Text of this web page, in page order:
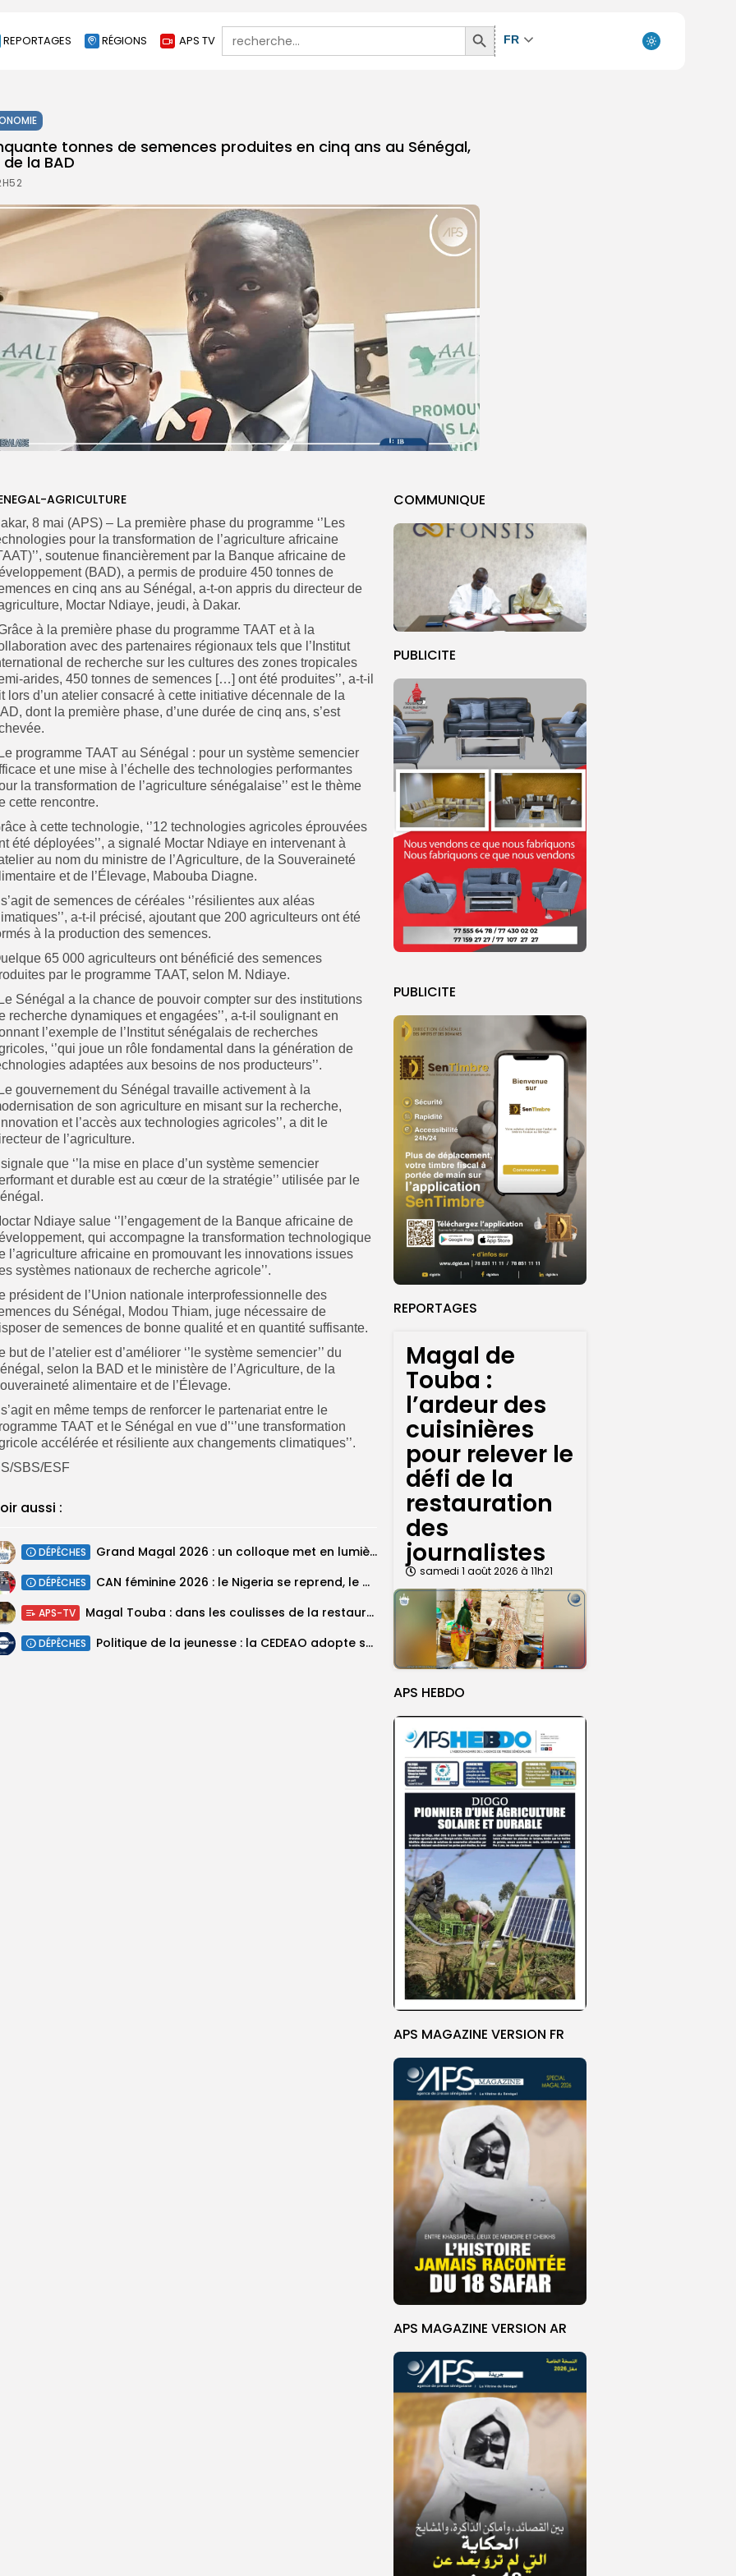
REPORTAGES RÉGIONS APS TV
Search
for:
Search
Button
FR
tonnes de semences produites en cinq ans au Sénégal,
la BAD
COMMUNIQUE
PUBLICITE
PUBLICITE
REPORTAGES
Magal de
Touba :
l’ardeur des
cuisinières
pour relever le
défi de la
restauration
des
journalistes
samedi 1 août 2026 à 11h21
APS HEBDO
APS MAGAZINE VERSION FR
APS MAGAZINE VERSION AR
AGRICULTURE
8 mai (APS) – La première phase du programme ‘’Les
pour la transformation de l’agriculture africaine
soutenue financièrement par la Banque africaine de
(BAD), a permis de produire 450 tonnes de
en cinq ans au Sénégal, a-t-on appris du directeur de
Moctar Ndiaye, jeudi, à Dakar.
à la première phase du programme TAAT et à la
avec des partenaires régionaux tels que l’Institut
de recherche sur les cultures des zones tropicales
arides, 450 tonnes de semences […] ont été produites’’, a-t-il
lors d’un atelier consacré à cette initiative décennale de la
dont la première phase, d’une durée de cinq ans, s’est
programme TAAT au Sénégal : pour un système semencier
et une mise à l’échelle des technologies performantes
la transformation de l’agriculture sénégalaise’’ est le thème
cette rencontre.
à cette technologie, ‘’12 technologies agricoles éprouvées
été déployées’’, a signalé Moctar Ndiaye en intervenant à
au nom du ministre de l’Agriculture, de la Souveraineté
et de l’Élevage, Mabouba Diagne.
de semences de céréales ‘’résilientes aux aléas
a-t-il précisé, ajoutant que 200 agriculteurs ont été
à la production des semences.
65 000 agriculteurs ont bénéficié des semences
par le programme TAAT, selon M. Ndiaye.
Sénégal a la chance de pouvoir compter sur des institutions
recherche dynamiques et engagées’’, a-t-il soulignant en
l’exemple de l’Institut sénégalais de recherches
‘’qui joue un rôle fondamental dans la génération de
adaptées aux besoins de nos producteurs’’.
gouvernement du Sénégal travaille activement à la
de son agriculture en misant sur la recherche,
et l’accès aux technologies agricoles’’, a dit le
de l’agriculture.
que ‘’la mise en place d’un système semencier
et durable est au cœur de la stratégie’’ utilisée par le
Ndiaye salue ‘’l’engagement de la Banque africaine de
qui accompagne la transformation technologique
l’agriculture africaine en promouvant les innovations issues
systèmes nationaux de recherche agricole’’.
président de l’Union nationale interprofessionnelle des
du Sénégal, Modou Thiam, juge nécessaire de
de semences de bonne qualité et en quantité suffisante.
but de l’atelier est d’améliorer ‘’le système semencier’’ du
selon la BAD et le ministère de l’Agriculture, de la
alimentaire et de l’Élevage.
en même temps de renforcer le partenariat entre le
TAAT et le Sénégal en vue d’‘’une transformation
accélérée et résiliente aux changements climatiques’’.
SBS/ESF
aussi :
DÉPÊCHES Grand Magal 2026 : un colloque met en lumière la portée universelle...
DÉPÊCHES ‎CAN féminine 2026 : le Nigeria se reprend, le Malawi surprend encore...
APS-TV Magal Touba : dans les coulisses de la restauration de la presse...
DÉPÊCHES Politique de la jeunesse : la CEDEAO adopte son plan d’actions stratégiques...